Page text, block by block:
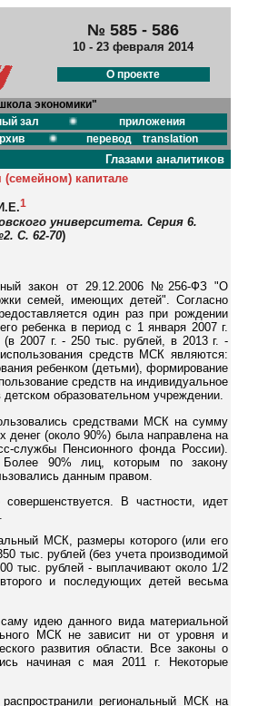
№ 585 - 586
10 - 23 февраля 2014
О проекте
экономики"
зал
приложения
перевод translation
Глазами аналитиков
капитале
1
университета. Серия 6.
С. 62-70)
закон от 29.12.2006 №256-ФЗ "О
семей, имеющих детей". Согласно
один раз при рождении
ребенка в период с 1 января 2007 г.
(в 2007 г. - 250 тыс. рублей, в 2013 г. -
средств МСК являются:
ребенком (детьми), формирование
средств на индивидуальное
образовательном учреждении.
средствами МСК на сумму
(около 90%) была направлена на
службы Пенсионного фонда России).
90% лиц, которым по закону
данным правом.
В частности, идет
МСК, размеры которого (или его
тыс. рублей (без учета производимой
тыс. рублей - выплачивают около 1/2
и последующих детей весьма
идею данного вида материальной
МСК не зависит ни от уровня и
развития области. Все законы о
начиная с мая 2011 г. Некоторые
региональный МСК на